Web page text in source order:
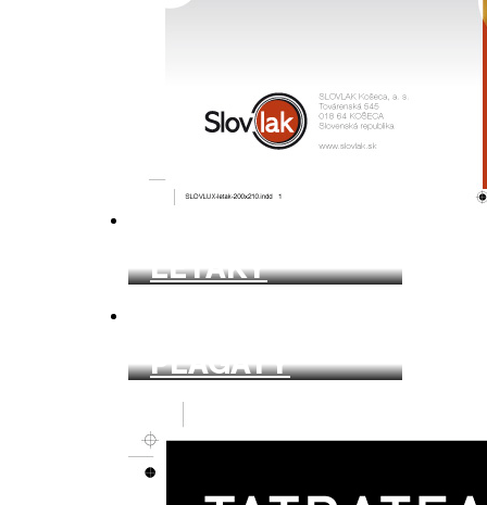
LETÁKY
PLAGÁTY